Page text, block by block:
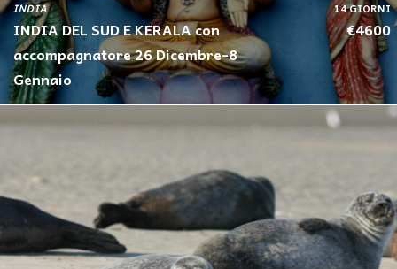
INDIA
INDIA DEL SUD E KERALA con
accompagnatore 26 Dicembre-8
Gennaio
14 GIORNI
€4600